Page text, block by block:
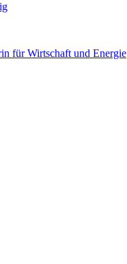
für Wirtschaft und Energie